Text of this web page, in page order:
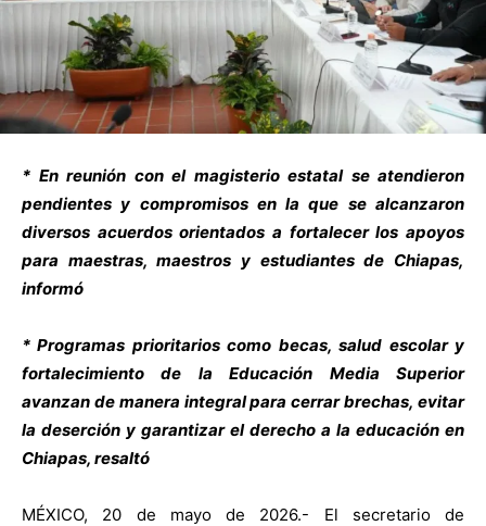
* En reunión con el magisterio estatal se atendieron
pendientes y compromisos en la que se alcanzaron
diversos acuerdos orientados a fortalecer los apoyos
para maestras, maestros y estudiantes de Chiapas,
informó
* Programas prioritarios como becas, salud escolar y
fortalecimiento de la Educación Media Superior
avanzan de manera integral para cerrar brechas, evitar
la deserción y garantizar el derecho a la educación en
Chiapas, resaltó
MÉXICO, 20 de mayo de 2026.- El secretario de